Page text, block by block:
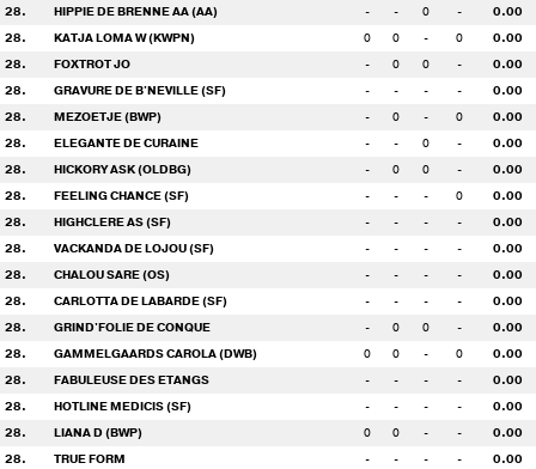
28.
HIPPIE DE BRENNE AA (AA) - - 0 -
0.00
28.
KATJA LOMA W (KWPN) 0 0 - 0
0.00
28.
FOXTROT JO - 0 0 -
0.00
28.
GRAVURE DE B'NEVILLE (SF) - - - -
0.00
28.
MEZOETJE (BWP) - 0 - 0
0.00
28.
ELEGANTE DE CURAINE - - 0 -
0.00
28.
HICKORY ASK (OLDBG) - 0 0 -
0.00
28.
FEELING CHANCE (SF) - - - 0
0.00
28.
HIGHCLERE AS (SF) - - - -
0.00
28.
VACKANDA DE LOJOU (SF) - - - -
0.00
28.
CHALOU SARE (OS) - - - -
0.00
28.
CARLOTTA DE LABARDE (SF) - - - -
0.00
28.
GRIND'FOLIE DE CONQUE - 0 0 -
0.00
28.
GAMMELGAARDS CAROLA (DWB) 0 0 - 0
0.00
28.
FABULEUSE DES ETANGS - - - -
0.00
28.
HOTLINE MEDICIS (SF) - - - -
0.00
28.
LIANA D (BWP) 0 0 - -
0.00
28.
TRUE FORM - - - -
0.00